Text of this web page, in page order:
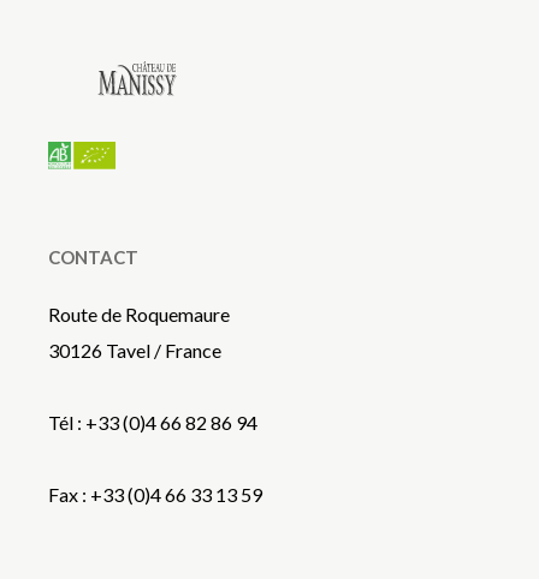
CONTACT
Route de Roquemaure
30126 Tavel / France
Tél : +33 (0)4 66 82 86 94
Fax : +33 (0)4 66 33 13 59